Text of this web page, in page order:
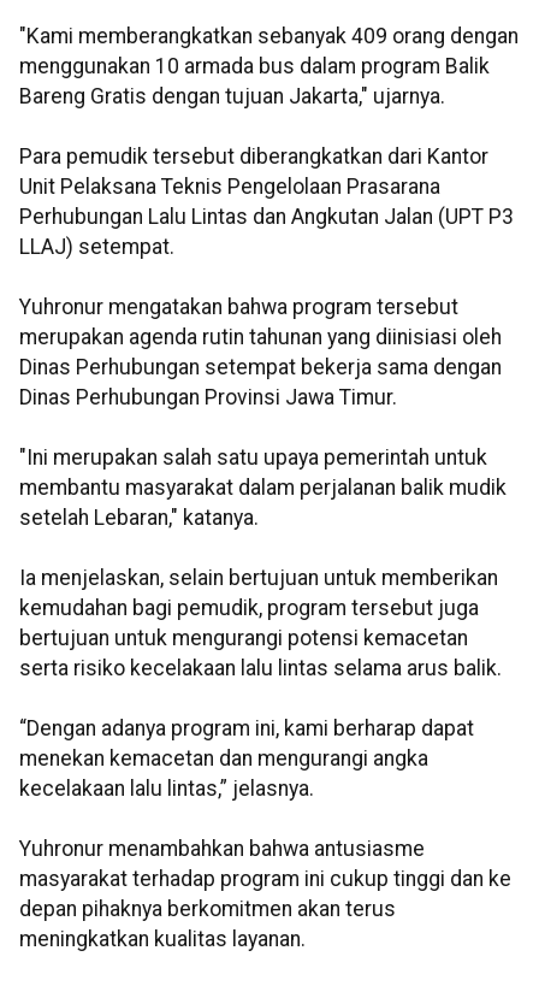
"Kami memberangkatkan sebanyak 409 orang dengan
menggunakan 10 armada bus dalam program Balik
Bareng Gratis dengan tujuan Jakarta," ujarnya.
Para pemudik tersebut diberangkatkan dari Kantor
Unit Pelaksana Teknis Pengelolaan Prasarana
Perhubungan Lalu Lintas dan Angkutan Jalan (UPT P3
LLAJ) setempat.
Yuhronur mengatakan bahwa program tersebut
merupakan agenda rutin tahunan yang diinisiasi oleh
Dinas Perhubungan setempat bekerja sama dengan
Dinas Perhubungan Provinsi Jawa Timur.
"Ini merupakan salah satu upaya pemerintah untuk
membantu masyarakat dalam perjalanan balik mudik
setelah Lebaran," katanya.
Ia menjelaskan, selain bertujuan untuk memberikan
kemudahan bagi pemudik, program tersebut juga
bertujuan untuk mengurangi potensi kemacetan
serta risiko kecelakaan lalu lintas selama arus balik.
“Dengan adanya program ini, kami berharap dapat
menekan kemacetan dan mengurangi angka
kecelakaan lalu lintas,” jelasnya.
Yuhronur menambahkan bahwa antusiasme
masyarakat terhadap program ini cukup tinggi dan ke
depan pihaknya berkomitmen akan terus
meningkatkan kualitas layanan.